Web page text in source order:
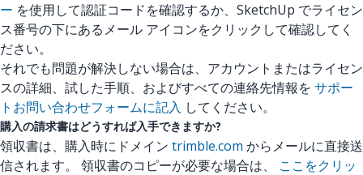
ー を使用して認証コードを確認するか、SketchUp でライセン
ス番号の下にあるメール アイコンをクリックして確認してく
ださい。
それでも問題が解決しない場合は、アカウントまたはライセン
スの詳細、試した手順、およびすべての連絡先情報を サポー
トお問い合わせフォームに記入 してください。
購入の請求書はどうすれば入手できますか?
領収書は、購入時にドメイン trimble.com からメールに直接送
信されます。 領収書のコピーが必要な場合は、 ここをクリッ